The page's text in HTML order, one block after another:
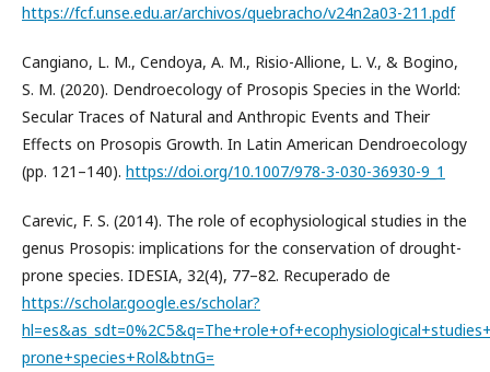
https://fcf.unse.edu.ar/archivos/quebracho/v24n2a03-211.pdf
Cangiano, L. M., Cendoya, A. M., Risio-Allione, L. V., & Bogino,
S. M. (2020). Dendroecology of Prosopis Species in the World:
Secular Traces of Natural and Anthropic Events and Their
Effects on Prosopis Growth. In Latin American Dendroecology
(pp. 121–140). https://doi.org/10.1007/978-3-030-36930-9_1
Carevic, F. S. (2014). The role of ecophysiological studies in the
genus Prosopis: implications for the conservation of drought-
prone species. IDESIA, 32(4), 77–82. Recuperado de
https://scholar.google.es/scholar?
prone+species+Rol&btnG=